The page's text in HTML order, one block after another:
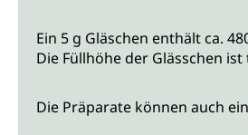
Ein 5 g Gläschen enthält ca.
Die Füllhöhe der Glässchen
Die Präparate können auch